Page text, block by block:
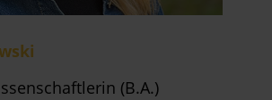
(B.A.)